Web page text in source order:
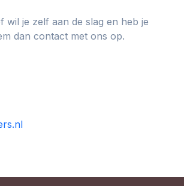
wil je zelf aan de slag en heb je
dan contact met ons op.